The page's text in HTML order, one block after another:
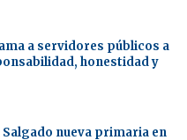
a servidores públicos a
honestidad y
nueva primaria en